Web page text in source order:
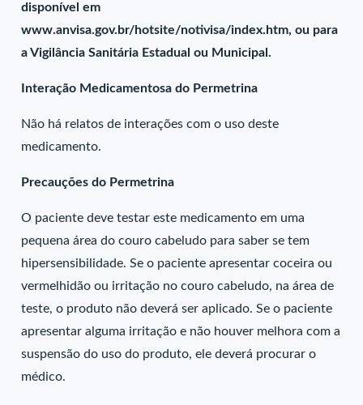
disponível em
www.anvisa.gov.br/hotsite/notivisa/index.htm, ou para
a Vigilância Sanitária Estadual ou Municipal.
Interação Medicamentosa do Permetrina
Não há relatos de interações com o uso deste
medicamento.
Precauções do Permetrina
O paciente deve testar este medicamento em uma
pequena área do couro cabeludo para saber se tem
hipersensibilidade. Se o paciente apresentar coceira ou
vermelhidão ou irritação no couro cabeludo, na área de
teste, o produto não deverá ser aplicado. Se o paciente
apresentar alguma irritação e não houver melhora com a
suspensão do uso do produto, ele deverá procurar o
médico.